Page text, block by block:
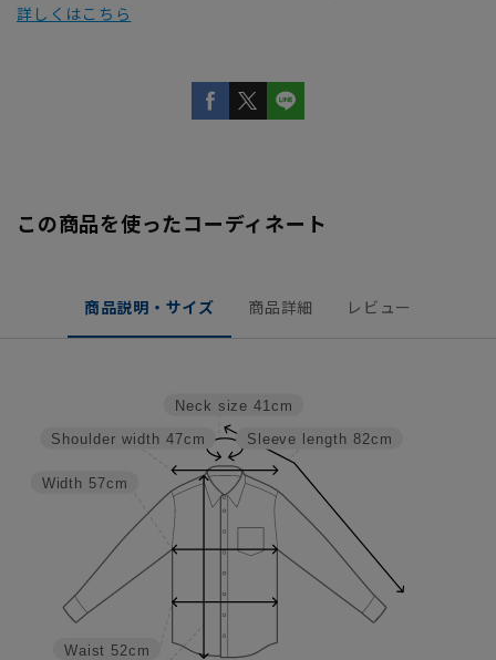
詳しくはこちら
この商品を使ったコーディネート
商品説明・サイズ 商品詳細 レビュー
Sleeve length 82cm
Neck size 41cm
Waist 52cm
Width 57cm
Shoulder width 47cm